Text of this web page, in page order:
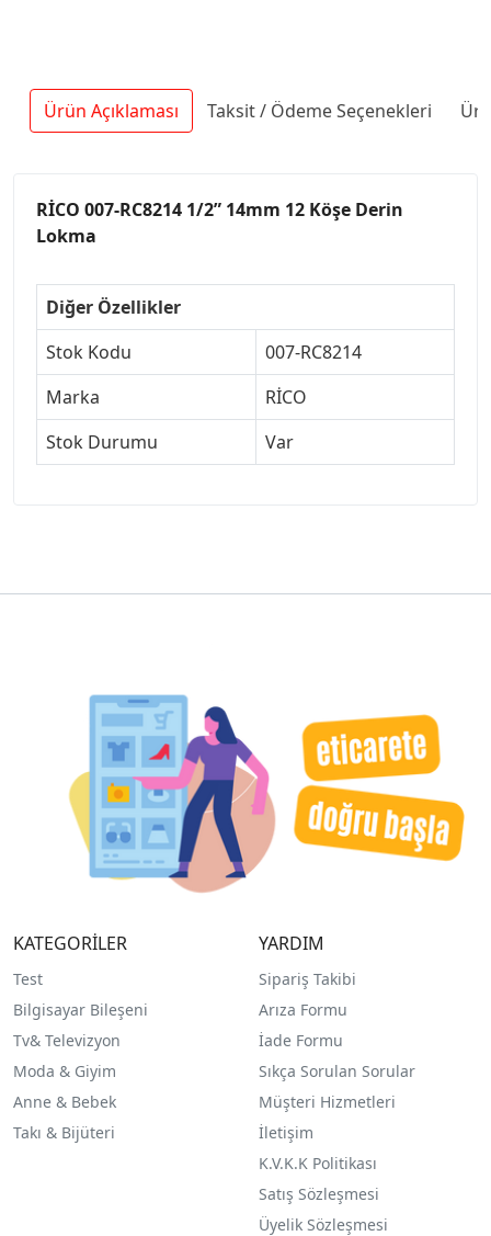
Ürün Açıklaması Taksit / Ödeme Seçenekleri
RİCO 007-RC8214 1/2” 14mm 12 Köşe Derin
Lokma
Diğer Özellikler
Stok Kodu
007-RC8214
Marka
RİCO
Stok Durumu
Var
KATEGORİLER
Test
Bilgisayar Bileşeni
Tv& Televizyon
Moda & Giyim
Anne & Bebek
Takı & Bijüteri
YARDIM
Sipariş Takibi
Arıza Formu
İade Formu
Sıkça Sorulan Sorular
Müşteri Hizmetleri
İletişim
K.V.K.K Politikası
Satış Sözleşmesi
Üyelik Sözleşmesi